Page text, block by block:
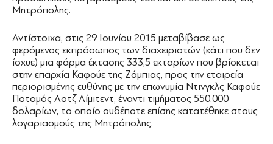
Μητρόπολης.
Αντίστοιχα, στις 29 Ιουνίου 2015 μεταβίβασε ως
φερόμενος εκπρόσωπος των διαχειριστών (κάτι που δεν
ίσχυε) μια φάρμα έκτασης 333,5 εκταρίων που βρίσκεται
στην επαρχία Καφούε της Ζάμπιας, προς την εταιρεία
περιορισμένης ευθύνης με την επωνυμία Ντινγκλς Καφούε
Ποταμός Λοτζ Λίμιτεντ, έναντι τιμήματος 550.000
δολαρίων, το οποίο ουδέποτε επίσης κατατέθηκε στους
λογαριασμούς της Μητρόπολης.